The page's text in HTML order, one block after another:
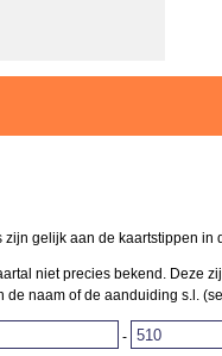
gelijk aan de kaartstippen in
niet precies bekend. Deze
naam of de aanduiding s.l.
-